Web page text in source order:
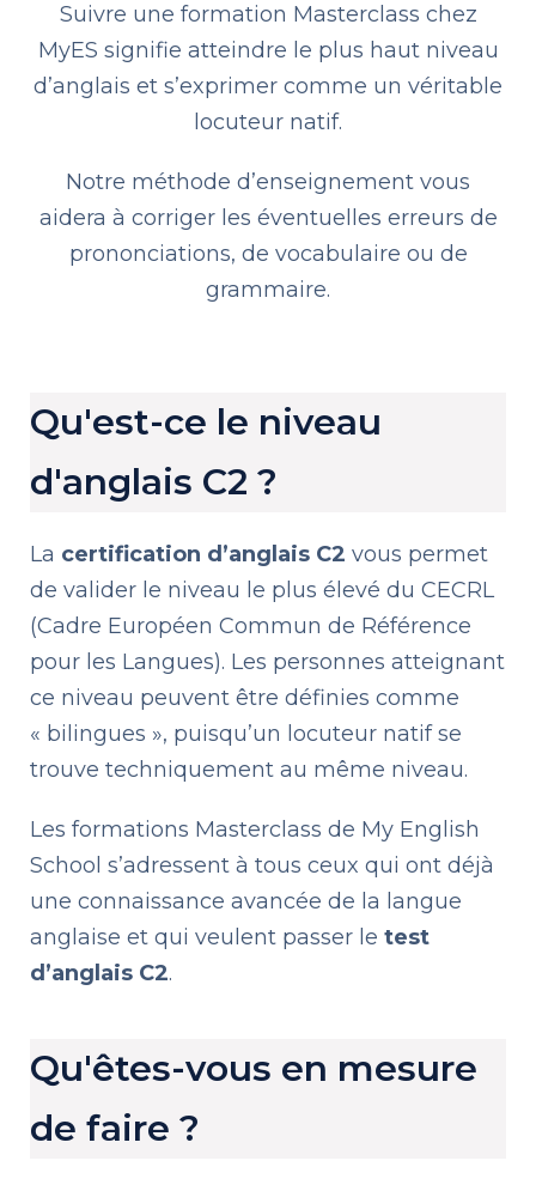
Suivre une formation Masterclass chez
MyES signifie atteindre le plus haut niveau
d’anglais et s’exprimer comme un véritable
locuteur natif.
Notre méthode d’enseignement vous
aidera à corriger les éventuelles erreurs de
prononciations, de vocabulaire ou de
grammaire.
Qu'est-ce le niveau
d'anglais C2 ?
La certification d’anglais C2 vous permet
de valider le niveau le plus élevé du CECRL
(Cadre Européen Commun de Référence
pour les Langues). Les personnes atteignant
ce niveau peuvent être définies comme
« bilingues », puisqu’un locuteur natif se
trouve techniquement au même niveau.
Les formations Masterclass de My English
School s’adressent à tous ceux qui ont déjà
une connaissance avancée de la langue
anglaise et qui veulent passer letest
d’anglais C2.
Qu'êtes-vous en mesure
de faire ?